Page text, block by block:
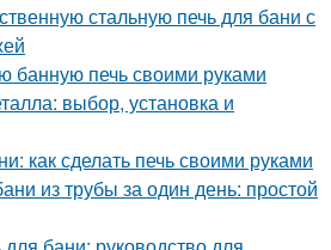
стальную печь для бани с
банную печь своими руками
выбор, установка и
как сделать печь своими руками
из трубы за один день: простой